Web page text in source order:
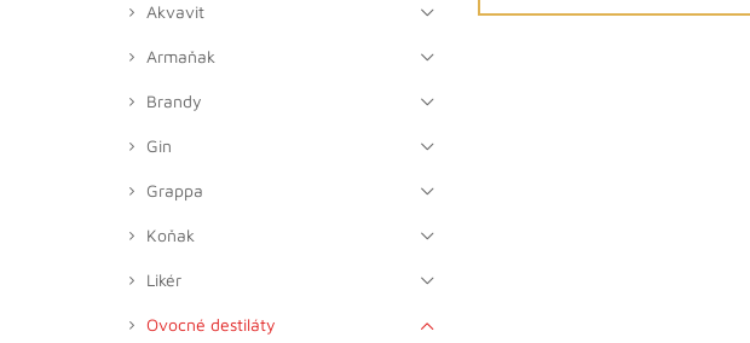
Akvavit
Armaňak
Brandy
Gin
Grappa
Koňak
Likér
Ovocné destiláty